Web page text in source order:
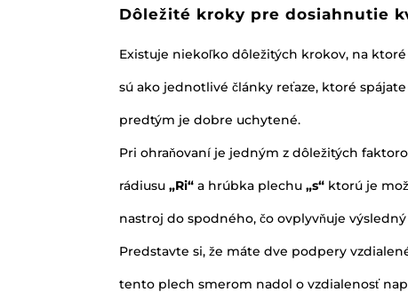
Dôležité kroky pre dosiahnutie
Existuje niekoľko dôležitých krokov, na
sú ako jednotlivé články reťaze, ktoré
predtým je dobre uchytené.
Pri ohraňovaní je jedným z dôležitých
rádiusu„Ri“ a hrúbka plechu„s“ ktorú je
nastroj do spodného, čo ovplyvňuje
Predstavte si, že máte dve podpery
tento plech smerom nadol o vzdialenosť